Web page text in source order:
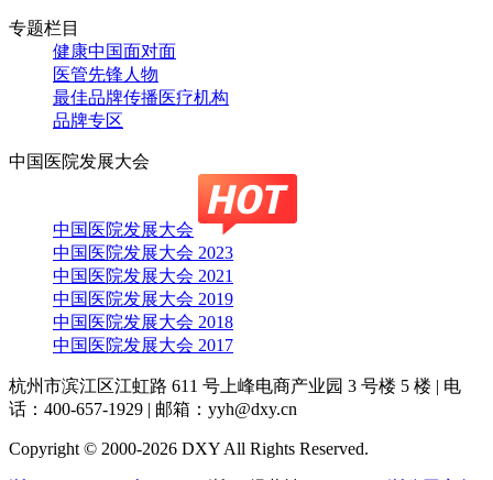
专题栏目
健康中国面对面
医管先锋人物
最佳品牌传播医疗机构
品牌专区
中国医院发展大会
中国医院发展大会
中国医院发展大会 2023
中国医院发展大会 2021
中国医院发展大会 2019
中国医院发展大会 2018
中国医院发展大会 2017
杭州市滨江区江虹路 611 号上峰电商产业园 3 号楼 5 楼 | 电
话：400-657-1929 | 邮箱：yyh@dxy.cn
Copyright © 2000-2026 DXY All Rights Reserved.